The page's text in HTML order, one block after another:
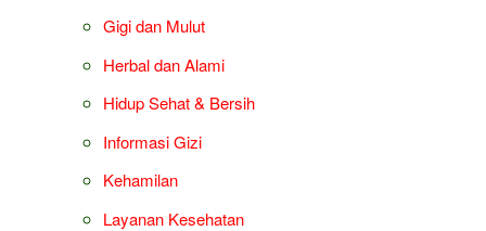
Gigi dan Mulut
Herbal dan Alami
Hidup Sehat & Bersih
Informasi Gizi
Kehamilan
Layanan Kesehatan